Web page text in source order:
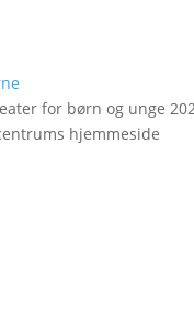
for børn og unge
hjemmeside